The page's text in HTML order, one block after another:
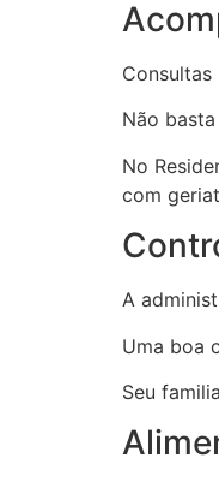
Não
No
com
A
Uma boa
Seu